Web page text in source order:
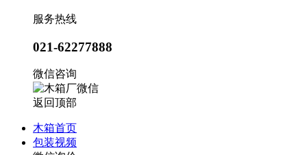
服务热线
021-62277888
微信咨询
返回顶部
木箱首页
包装视频